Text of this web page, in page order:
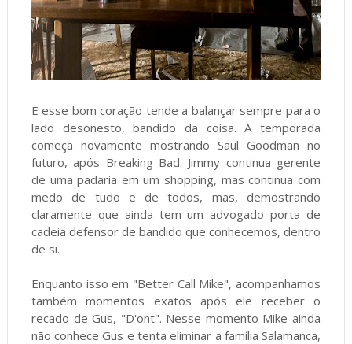
E esse bom coração tende a balançar sempre para o
lado desonesto, bandido da coisa. A temporada
começa novamente mostrando Saul Goodman no
futuro, após Breaking Bad. Jimmy continua gerente
de uma padaria em um shopping, mas continua com
medo de tudo e de todos, mas, demostrando
claramente que ainda tem um advogado porta de
cadeia defensor de bandido que conhecemos, dentro
de si.
Enquanto isso em "Better Call Mike", acompanhamos
também momentos exatos após ele receber o
recado de Gus, "D'ont". Nesse momento Mike ainda
não conhece Gus e tenta eliminar a família Salamanca,